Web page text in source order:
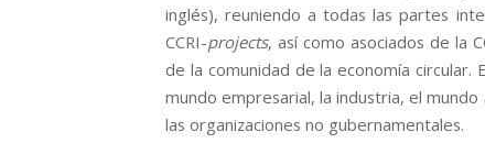
inglés), reuniendo a todas las partes
CCRI-projects, así como asociados de la
de la comunidad de la economía
mundo empresarial, la industria, el mundo
las organizaciones no gubernamentales.